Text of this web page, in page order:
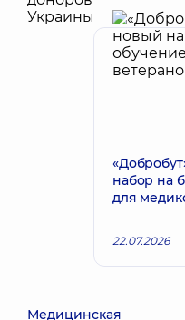
Медицинская
набор на
для
22.07.2026